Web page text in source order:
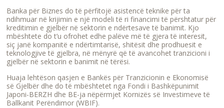
Banka për Biznes do të përfitojë asistencë teknike për ta
ndihmuar në krijimin e një modeli të ri financimi të përshtatur për
kreditimin e gjelbër në sektorin e ndërtesave të banimit. Kjo
mbështete do t’u ofrohet edhe palëve më të gjera të interesit,
siç janë kompanitë e ndërtimtarisë, shitësit dhe prodhuesit e
teknologjive të gjelbra, në mënyrë që të avancohet tranzicioni i
gjelbër në sektorin e banimit në tërësi.
Huaja lehtëson qasjen e Bankës për Tranzicionin e Ekonomisë
së Gjelbër dhe do të mbështetet nga Fondi i Bashkëpunimit
Japoni-BERZH dhe BE-ja nëpërmjet Kornizës së Investimeve të
Ballkanit Perëndimor (WBIF).